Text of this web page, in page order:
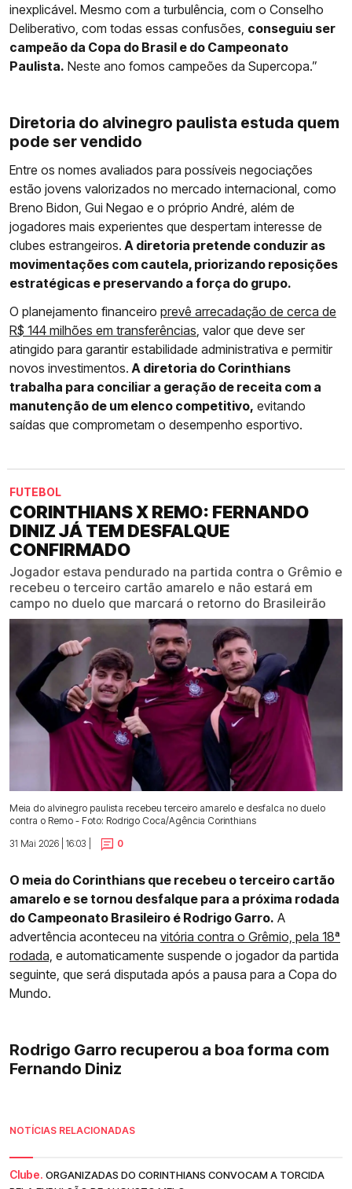
inexplicável. Mesmo com a turbulência, com o Conselho
Deliberativo, com todas essas confusões, conseguiu ser
campeão da Copa do Brasil e do Campeonato
Paulista. Neste ano fomos campeões da Supercopa.”
Diretoria do alvinegro paulista estuda quem
pode ser vendido
Entre os nomes avaliados para possíveis negociações
estão jovens valorizados no mercado internacional, como
Breno Bidon, Gui Negao e o próprio André, além de
jogadores mais experientes que despertam interesse de
clubes estrangeiros. A diretoria pretende conduzir as
movimentações com cautela, priorizando reposições
estratégicas e preservando a força do grupo.
O planejamento financeiro prevê arrecadação de cerca de
R$ 144 milhões em transferências, valor que deve ser
atingido para garantir estabilidade administrativa e permitir
novos investimentos. A diretoria do Corinthians
trabalha para conciliar a geração de receita com a
manutenção de um elenco competitivo, evitando
saídas que comprometam o desempenho esportivo.
FUTEBOL
CORINTHIANS X REMO: FERNANDO
DINIZ JÁ TEM DESFALQUE
CONFIRMADO
Jogador estava pendurado na partida contra o Grêmio e
recebeu o terceiro cartão amarelo e não estará em
campo no duelo que marcará o retorno do Brasileirão
Meia do alvinegro paulista recebeu terceiro amarelo e desfalca no duelo
contra o Remo - Foto: Rodrigo Coca/Agência Corinthians
31 Mai 2026 | 16:03 |
0
O meia do Corinthians que recebeu o terceiro cartão
amarelo e se tornou desfalque para a próxima rodada
do Campeonato Brasileiro é Rodrigo Garro. A
advertência aconteceu na vitória contra o Grêmio, pela 18ª
rodada, e automaticamente suspende o jogador da partida
seguinte, que será disputada após a pausa para a Copa do
Mundo.
Rodrigo Garro recuperou a boa forma com
Fernando Diniz
NOTÍCIAS RELACIONADAS
Clube. ORGANIZADAS DO CORINTHIANS CONVOCAM A TORCIDA